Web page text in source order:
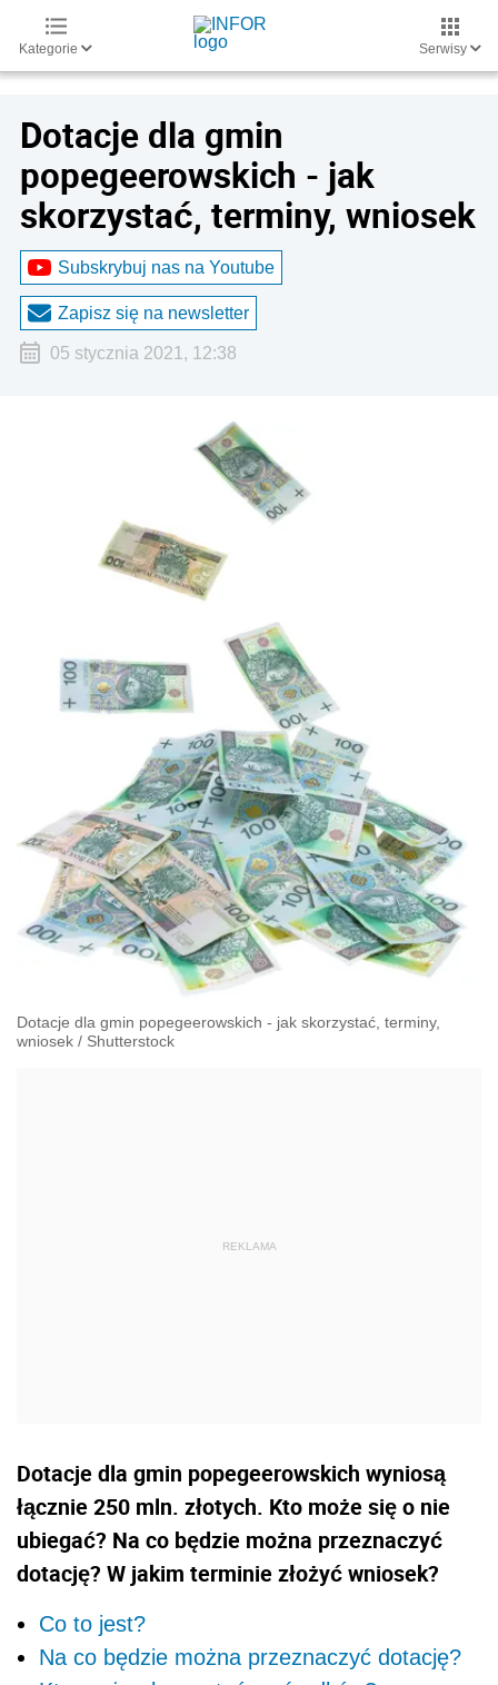
Kategorie Serwisy
Dotacje dla gmin
popegeerowskich - jak
skorzystać, terminy, wniosek
Subskrybuj nas na Youtube
Zapisz się na newsletter
05 stycznia 2021, 12:38
Dotacje dla gmin popegeerowskich - jak skorzystać, terminy,
wniosek / Shutterstock
Dotacje dla gmin popegeerowskich wyniosą
łącznie 250 mln. złotych. Kto może się o nie
ubiegać? Na co będzie można przeznaczyć
dotację? W jakim terminie złożyć wniosek?
Co to jest?
Na co będzie można przeznaczyć dotację?